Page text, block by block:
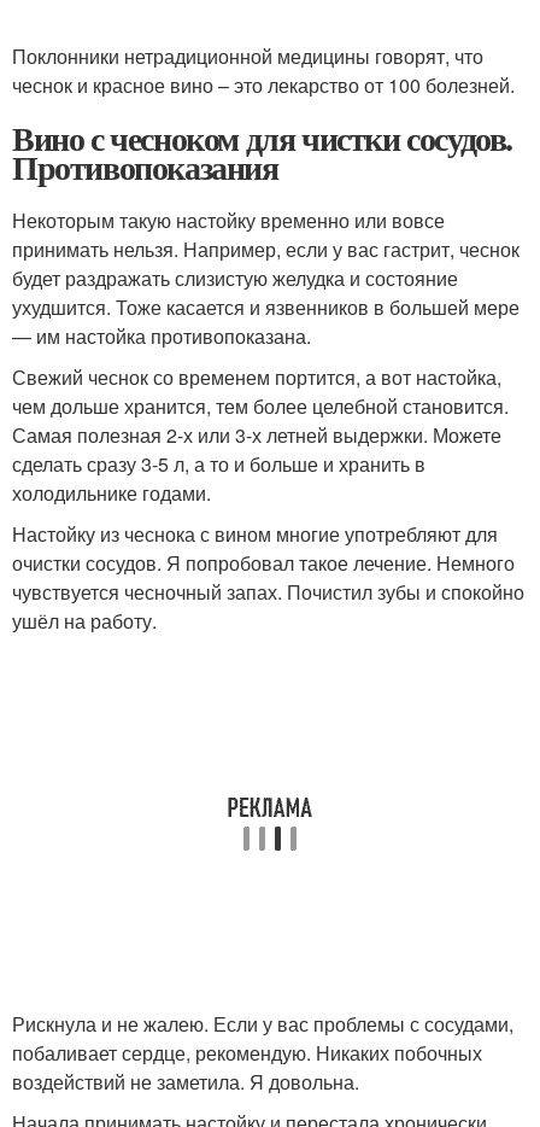
Поклонники нетрадиционной медицины говорят, что
чеснок и красное вино – это лекарство от 100 болезней.
Вино с чесноком для чистки сосудов.
Противопоказания
Некоторым такую настойку временно или вовсе
принимать нельзя. Например, если у вас гастрит, чеснок
будет раздражать слизистую желудка и состояние
ухудшится. Тоже касается и язвенников в большей мере
— им настойка противопоказана.
Свежий чеснок со временем портится, а вот настойка,
чем дольше хранится, тем более целебной становится.
Самая полезная 2-х или 3-х летней выдержки. Можете
сделать сразу 3-5 л, а то и больше и хранить в
холодильнике годами.
Настойку из чеснока с вином многие употребляют для
очистки сосудов. Я попробовал такое лечение. Немного
чувствуется чесночный запах. Почистил зубы и спокойно
ушёл на работу.
Рискнула и не жалею. Если у вас проблемы с сосудами,
побаливает сердце, рекомендую. Никаких побочных
воздействий не заметила. Я довольна.